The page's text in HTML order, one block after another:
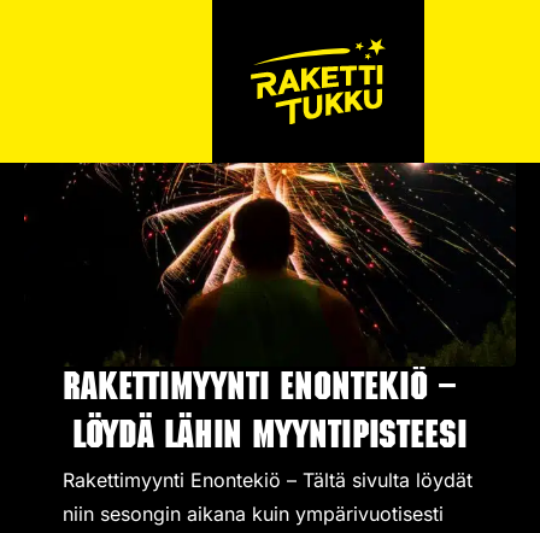
Rakettimyynti Enontekiö –
Löydä lähin myyntipisteesi
Rakettimyynti Enontekiö – Tältä sivulta löydät
niin sesongin aikana kuin ympärivuotisesti